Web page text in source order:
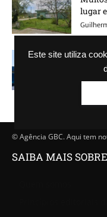
Este site utiliza
lugar
Agência
© Agência GBC. Aqui tem
SAIBA MAIS